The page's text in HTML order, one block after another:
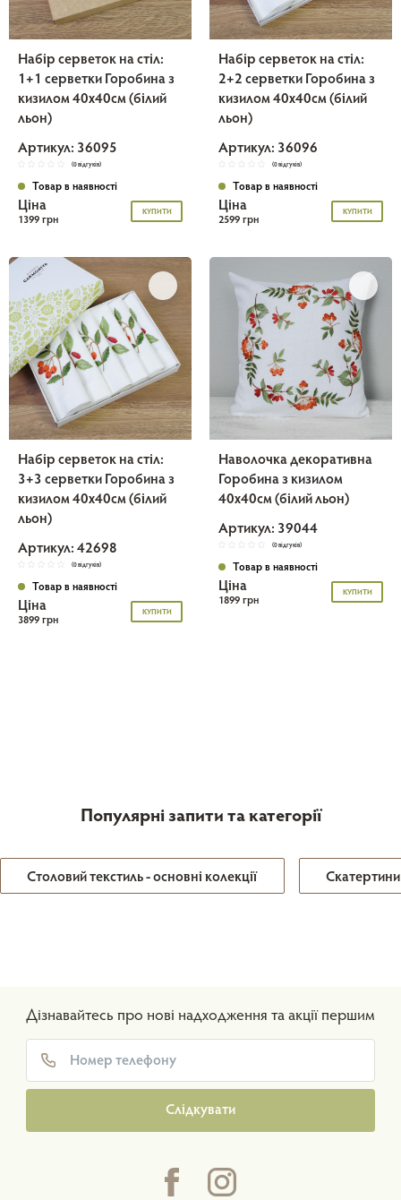
Набір серветок на стіл:
1+1 серветки Горобина з
кизилом 40х40см (білий
льон)
Артикул: 36095
(0 відгуків)
Товар в наявності
Ціна
1399 грн
КУПИТИ
Набір серветок на стіл:
2+2 серветки Горобина з
кизилом 40х40см (білий
льон)
Артикул: 36096
(0 відгуків)
Товар в наявності
Ціна
2599 грн
КУПИТИ
Набір серветок на стіл:
3+3 серветки Горобина з
кизилом 40х40см (білий
льон)
Артикул: 42698
(0 відгуків)
Товар в наявності
Ціна
3899 грн
КУПИТИ
Наволочка декоративна
Горобина з кизилом
40х40см (білий льон)
Артикул: 39044
(0 відгуків)
Товар в наявності
Ціна
1899 грн
КУПИТИ
Популярні запити та категорії
Столовий текстиль - основні колекції
Дізнавайтесь про нові надходження та акції першим
Слідкувати